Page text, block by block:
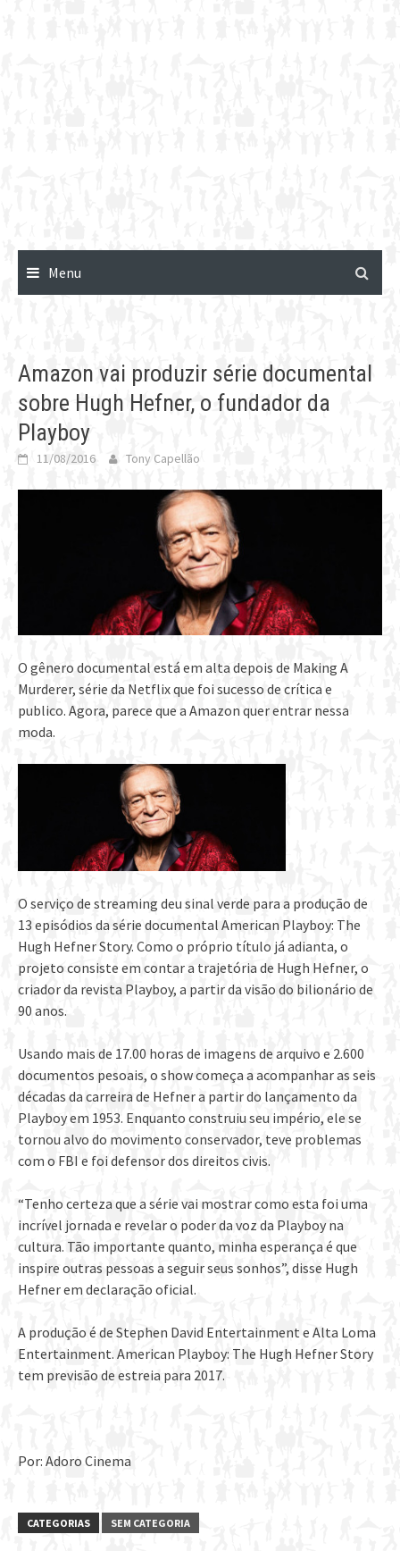
Menu
Amazon vai produzir série documental
sobre Hugh Hefner, o fundador da
Playboy
11/08/2016 Tony Capellão
O gênero documental está em alta depois de Making A
Murderer, série da Netflix que foi sucesso de crítica e
publico. Agora, parece que a Amazon quer entrar nessa
moda.
O serviço de streaming deu sinal verde para a produção de
13 episódios da série documental American Playboy: The
Hugh Hefner Story. Como o próprio título já adianta, o
projeto consiste em contar a trajetória de Hugh Hefner, o
criador da revista Playboy, a partir da visão do bilionário de
90 anos.
Usando mais de 17.00 horas de imagens de arquivo e 2.600
documentos pesoais, o show começa a acompanhar as seis
décadas da carreira de Hefner a partir do lançamento da
Playboy em 1953. Enquanto construiu seu império, ele se
tornou alvo do movimento conservador, teve problemas
com o FBI e foi defensor dos direitos civis.
“Tenho certeza que a série vai mostrar como esta foi uma
incrível jornada e revelar o poder da voz da Playboy na
cultura. Tão importante quanto, minha esperança é que
inspire outras pessoas a seguir seus sonhos”, disse Hugh
Hefner em declaração oficial.
A produção é de Stephen David Entertainment e Alta Loma
Entertainment. American Playboy: The Hugh Hefner Story
tem previsão de estreia para 2017.
Por: Adoro Cinema
CATEGORIAS SEM CATEGORIA